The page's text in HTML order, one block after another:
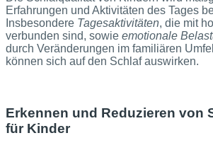
Erfahrungen und Aktivitäten des Tages
Insbesondere Tagesaktivitäten, die mit
verbunden sind, sowie emotionale
durch Veränderungen im familiären
können sich auf den Schlaf auswirken.
Erkennen und Reduzieren von
für Kinder